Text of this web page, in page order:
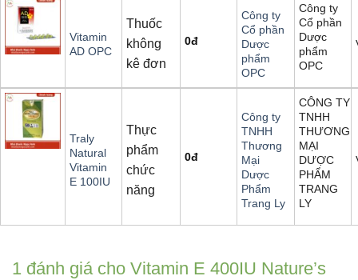
Vitamin
AD OPC
Thuốc
không
kê đơn
0đ
Công ty
Cổ phần
Dược
phẩm
OPC
Công ty
Cổ phần
Dược
phẩm
OPC
Traly
Natural
Vitamin
E 100IU
Thực
phẩm
chức
năng
0đ
Công ty
TNHH
Thương
Mại
Dược
Phẩm
Trang Ly
CÔNG TY
TNHH
THƯƠNG
MẠI
DƯỢC
PHẨM
TRANG
LY
1 đánh giá cho Vitamin E 400IU Nature’s